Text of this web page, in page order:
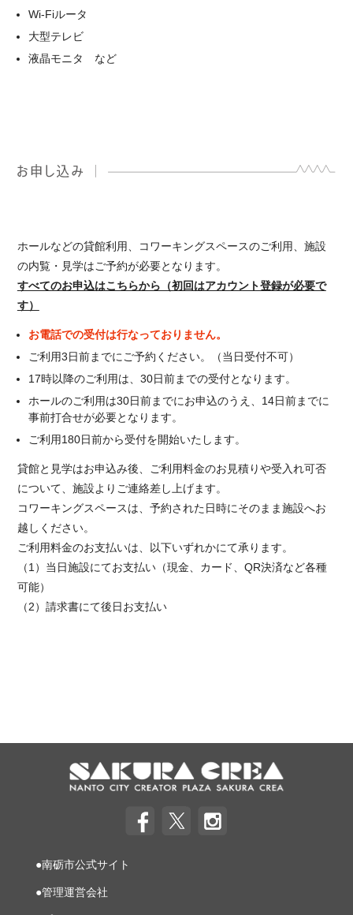
Wi-Fiルータ
大型テレビ
液晶モニタ など
ホールなどの貸館利用、コワーキングスペースのご利用、施設
の内覧・見学はご予約が必要となります。
すべてのお申込はこちらから（初回はアカウント登録が必要で
す）
お電話での受付は行なっておりません。
ご利用3日前までにご予約ください。（当日受付不可）
17時以降のご利用は、30日前までの受付となります。
ホールのご利用は30日前までにお申込のうえ、14日前までに
事前打合せが必要となります。
ご利用180日前から受付を開始いたします。
貸館と見学はお申込み後、ご利用料金のお見積りや受入れ可否
について、施設よりご連絡差し上げます。
コワーキングスペースは、予約された日時にそのまま施設へお
越しください。
ご利用料金のお支払いは、以下いずれかにて承ります。
（1）当日施設にてお支払い（現金、カード、QR決済など各種
可能）
（2）請求書にて後日お支払い
●南砺市公式サイト
●管理運営会社